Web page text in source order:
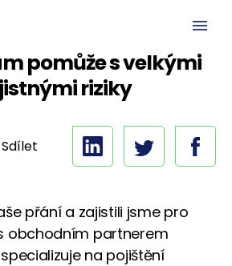
pomůže s velkými
riziky
Sdílet
přání a zajistili jsme pro
obchodním partnerem
specializuje na pojištění